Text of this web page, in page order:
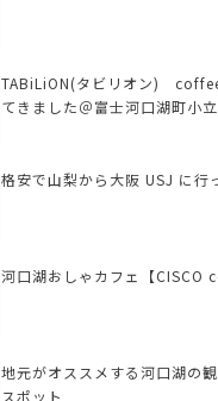
TABiLiON(タビリオン)
てきました＠富士河口湖町小立
格安で山梨から大阪 USJ に行
河口湖おしゃカフェ【CISCO
地元がオススメする河口湖の
スポット